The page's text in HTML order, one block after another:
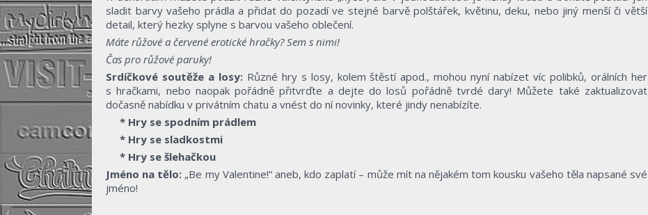
sladit barvy vašeho prádla a přidat do pozadí ve stejné barvě polštářek, květinu, deku, nebo jiný menší či větší
detail, který hezky splyne s barvou vašeho oblečení.
Máte růžové a červené erotické hračky? Sem s nimi!
Čas pro růžové paruky!
Srdíčkové soutěže a losy:Různé hry s losy, kolem štěstí apod., mohou nyní nabízet víc polibků, orálních her
s hračkami, nebo naopak pořádně přitvrďte a dejte do losů pořádně tvrdé dary! Můžete také zaktualizovat
dočasně nabídku v privátním chatu a vnést do ní novinky, které jindy nenabízíte.
* Hry se spodním prádlem
* Hry se sladkostmi
* Hry se šlehačkou
Jméno na tělo: „Be my Valentine!“ aneb, kdo zaplatí – může mít na nějakém tom kousku vašeho těla napsané své
jméno!